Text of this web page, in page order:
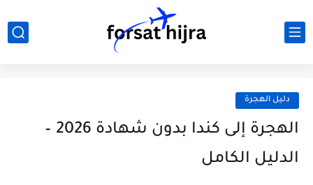
دليل الهجرة
الهجرة إلى كندا بدون شهادة 2026 –
الدليل الكامل